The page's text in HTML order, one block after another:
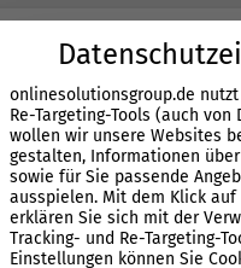
25.05.2026
SEO
kennen
12.12.2025
Google
onlinesolutionsgroup.de nutzt
Re-Targeting-Tools (auch
wollen wir unsere Websites
gestalten, Informationen
sowie für Sie passende
ausspielen. Mit dem Klick
erklären Sie sich mit der
Tracking- und Re-Targeting-
Einstellungen können Sie